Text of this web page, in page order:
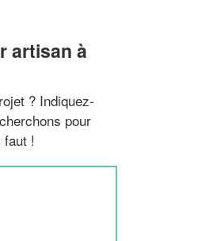
artisan à
? Indiquez-
pour
!